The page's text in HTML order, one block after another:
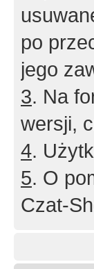
po
jego
3. Na
wersji,
4.
5. O
Czat-